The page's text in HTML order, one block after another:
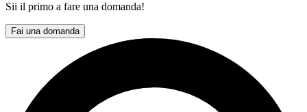
Sii il primo a fare una domanda!
Fai una domanda